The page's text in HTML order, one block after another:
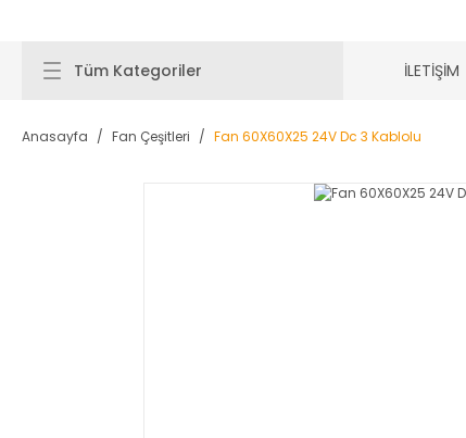
Tüm Kategoriler İLETİŞİM
Anasayfa Fan Çeşitleri Fan 60X60X25 24V Dc 3 Kablolu